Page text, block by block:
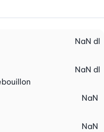
NaN dl
NaN dl
NaN
NaN